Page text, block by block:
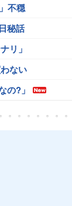
不穏
秘話
リ」
ない
の?」